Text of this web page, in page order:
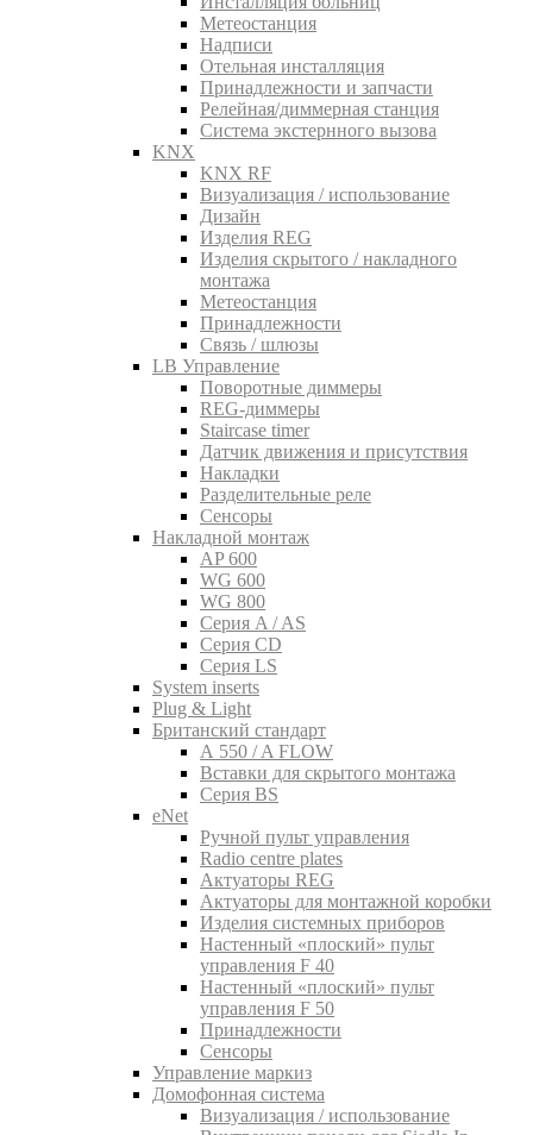
Метеостанция
Надписи
Отельная инсталляция
Принадлежности и запчасти
Релейная/диммерная станция
Система экстернного вызова
KNX
KNX RF
Визуализация / использование
Дизайн
Изделия REG
Изделия скрытого / накладного
монтажа
Метеостанция
Принадлежности
Связь / шлюзы
LB Управление
Поворотные диммеры
REG-диммеры
Staircase timer
Датчик движения и присутствия
Накладки
Разделительные реле
Сенсоры
Накладной монтаж
AP 600
WG 600
WG 800
Серия A / AS
Серия CD
Серия LS
System inserts
Plug & Light
Британский стандарт
A 550 / A FLOW
Вставки для скрытого монтажа
Серия BS
eNet
Pучной пульт управления
Radio centre plates
Актуаторы REG
Актуаторы для монтажной коробки
Изделия системных приборов
Настенный «плоский» пульт
управления F 40
Настенный «плоский» пульт
управления F 50
Принадлежности
Сенсоры
Управление маркиз
Домофонная система
Визуализация / использование